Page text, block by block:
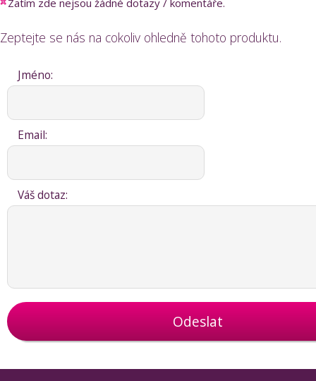
Zatím zde nejsou žádné dotazy / komentáře.
Zeptejte se nás na cokoliv ohledně tohoto produktu.
Jméno:
Email:
Váš dotaz:
Odeslat